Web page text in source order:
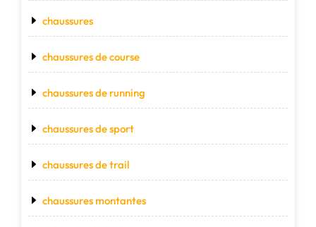
chaussures
chaussures de course
chaussures de running
chaussures de sport
chaussures de trail
chaussures montantes